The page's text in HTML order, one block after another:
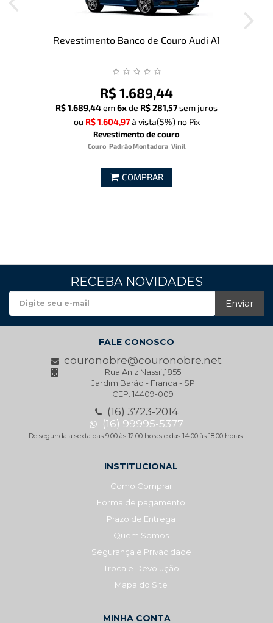
Revestimento Banco de Couro Audi A1
R$ 1.689,44
R$ 1.689,44em6xde R$ 281,57sem juros
ou R$ 1.604,97à vista(5%)no Pix
Revestimento de couro
Couro Padrão Montadora Vinil
COMPRAR
RECEBA NOVIDADES
Enviar
INSTITUCIONAL
Como Comprar
Forma de pagamento
Prazo de Entrega
Quem Somos
Segurança e Privacidade
Troca e Devolução
Mapa do Site
MINHA CONTA
FALE CONOSCO
couronobre@couronobre.net
Rua Aniz Nassif,1855
Jardim Barão - Franca - SP
CEP: 14409-009
(16) 3723-2014
(16) 99995-5377
De segunda a sexta das 9:00 às 12:00 horas e das 14:00 às 18:00 horas..